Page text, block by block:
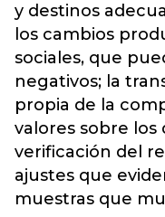
y destinos
los cambios
sociales, que
negativos; la
propia de la
valores sobre los
verificación del
ajustes que
muestras que